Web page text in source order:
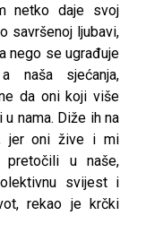
netko daje svoj
savršenoj ljubavi,
nego se ugrađuje
naša sjećanja,
da oni koji više
nama. Diže ih na
jer oni žive i mi
u naše,
svijest i
rekao je krčki